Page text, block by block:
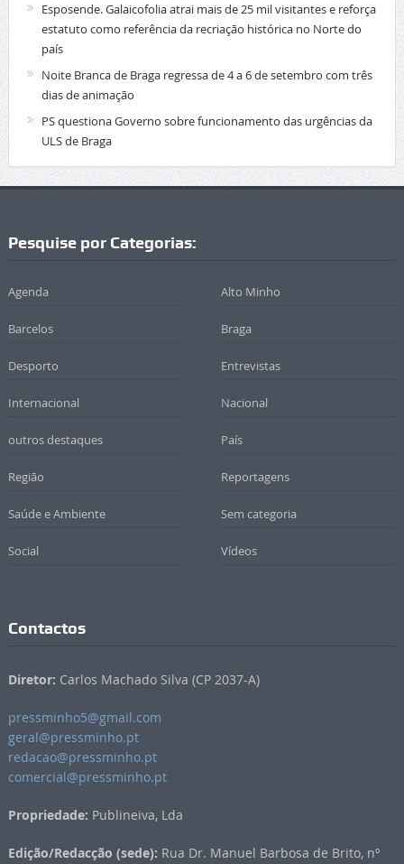
Esposende. Galaicofolia atrai mais de 25 mil visitantes e reforça
estatuto como referência da recriação histórica no Norte do
país
Noite Branca de Braga regressa de 4 a 6 de setembro com três
dias de animação
PS questiona Governo sobre funcionamento das urgências da
ULS de Braga
Pesquise por Categorias:
Agenda Alto Minho
Barcelos Braga
Desporto Entrevistas
Internacional Nacional
outros destaques País
Região Reportagens
Saúde e Ambiente Sem categoria
Social Vídeos
Contactos
Diretor: Carlos Machado Silva (CP 2037-A)
pressminho5@gmail.com
geral@pressminho.pt
redacao@pressminho.pt
comercial@pressminho.pt
Propriedade: Publineiva, Lda
Edição/Redacção (sede): Rua Dr. Manuel Barbosa de Brito, nº